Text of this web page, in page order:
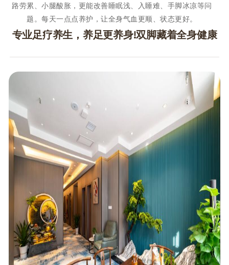
路劳累、小腿酸胀，更能改善睡眠浅、入睡难、手脚冰凉等问
题。每天一点点养护，让全身气血更顺、状态更好。
专业足疗养生，养足更养身!双脚藏着全身健康